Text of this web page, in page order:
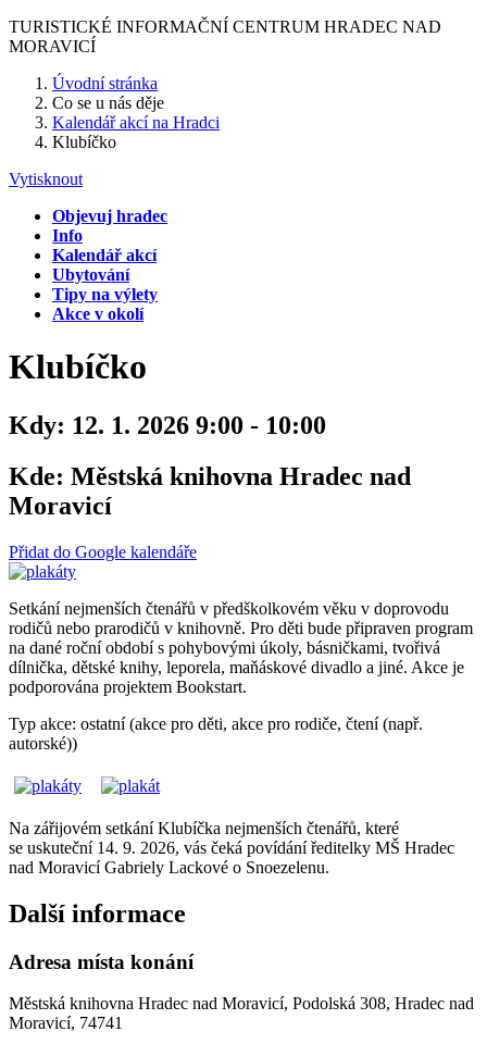
TURISTICKÉ INFORMAČNÍ CENTRUM HRADEC NAD
MORAVICÍ
Úvodní stránka
Co se u nás děje
Kalendář akcí na Hradci
Klubíčko
Vytisknout
Objevuj hradec
Info
Kalendář akcí
Ubytování
Tipy na výlety
Akce v okolí
Klubíčko
Kdy: 12. 1. 2026 9:00 - 10:00
Kde: Městská knihovna Hradec nad
Moravicí
Přidat do Google kalendáře
Setkání nejmenších čtenářů v předškolkovém věku v doprovodu
rodičů nebo prarodičů v knihovně. Pro děti bude připraven program
na dané roční období s pohybovými úkoly, básničkami, tvořivá
dílnička, dětské knihy, leporela, maňáskové divadlo a jiné. Akce je
podporována projektem Bookstart.
Typ akce: ostatní (akce pro děti, akce pro rodiče, čtení (např.
autorské))
Na zářijovém setkání Klubíčka nejmenších čtenářů, které
se uskuteční 14. 9. 2026, vás čeká povídání ředitelky MŠ Hradec
nad Moravicí Gabriely Lackové o Snoezelenu.
Další informace
Adresa místa konání
Městská knihovna Hradec nad Moravicí, Podolská 308, Hradec nad
Moravicí, 74741